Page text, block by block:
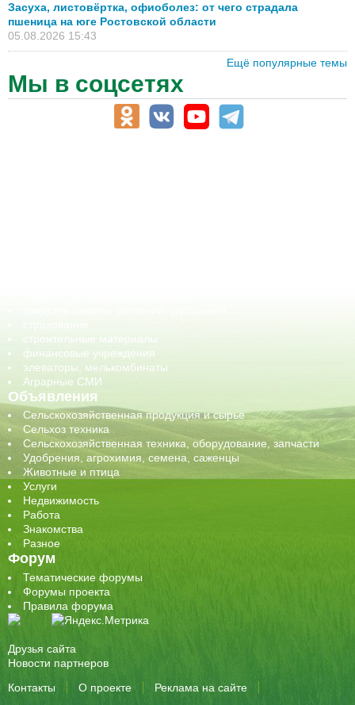
Засуха, листовёртка, офиоболез: от чего страдала
пшеница на юге Ростовской области
05.08.2026 15:43
Ещё популярные темы
Мы в соцсетях
строительные материалы
финансовые учреждения
элеваторы, мелькомбинаты
Аграрные СМИ
Объявления
Сельскохозяйственная продукция и сырье
Сельхоз техника
Сельскохозяйственная техника, оборудование, запчасти
Удобрения, агрохимия, семена, саженцы
Животные и птица
Услуги
Недвижимость
Работа
Знакомства
Разное
Форум
Тематические форумы
Форумы проекта
Правила форума
Друзья сайта
Новости партнеров
Контакты
О проекте Реклама на сайте